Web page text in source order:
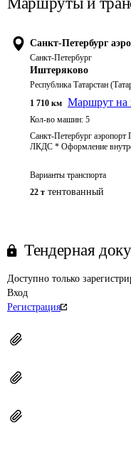
Санкт-Петербург
Санкт-Петербург
Иштеряково
Республика Татарстан
1 710 км Маршрут на
Кол-во машин: 5
Санкт-Петербург аэропорт
ЛКДС * Оформление
Варианты транспорта
22 т тентованный
Тендерная
Доступно только
Вход
Регистрация